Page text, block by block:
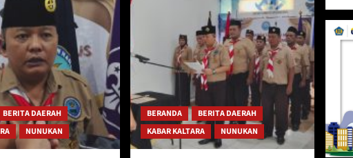
BERITA DAERAH
NUNUKAN
BERANDA
BERITA DAERAH
KABAR KALTARA
NUNUKAN